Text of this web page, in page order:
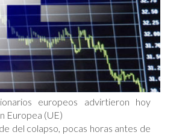
europeos advirtieron hoy
Europea (UE)
del colapso, pocas horas antes de